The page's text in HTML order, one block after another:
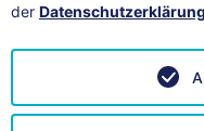
der Datenschutzerklärung